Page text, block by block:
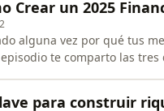
cómo
Crear un 2025
alguna vez por qué tus
episodio te comparto las
para construir